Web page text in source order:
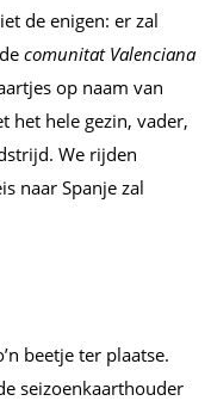
de enigen: er zal
comunitat Valenciana
op naam van
het hele gezin, vader,
We rijden
naar Spanje zal
beetje ter plaatse.
seizoenkaarthouder